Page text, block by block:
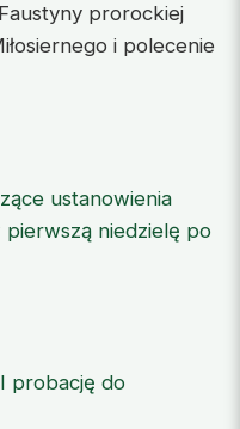
prorockiej
i polecenie
ustanowienia
pierwszą niedzielę po
probację do